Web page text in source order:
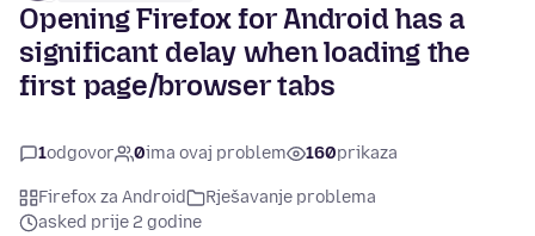
Opening Firefox for Android has a
significant delay when loading the
first page/browser tabs
1odgovor 0ima ovaj problem 160prikaza
Firefox za Android
Rješavanje problema
asked prije 2 godine